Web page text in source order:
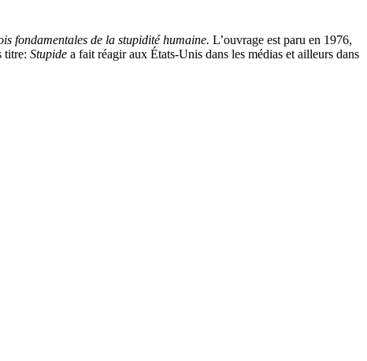
fondamentales de la stupidité humaine. L’ouvrage est paru en 1976,
titre: Stupide a fait réagir aux États-Unis dans les médias et ailleurs dans